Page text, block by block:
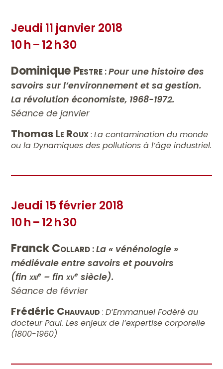
Jeudi 11 janvier 2018
10 h – 12 h 30
DominiquePestre :Pour une histoire des
savoirs sur l’environnement et sa gestion.
La révolution économiste, 1968-1972.
Séance de janvier
ThomasLe Roux:La contamination du monde
ou la Dynamiques des pollutions à l’âge industriel.
Jeudi 15 février 2018
10 h – 12 h 30
FranckCollard :La « vénénologie »
médiévale entre savoirs et pouvoirs
(finxiiie – finxve siècle).
Séance de février
Frédéric Chauvaud :D’Emmanuel Fodéré au
docteur Paul. Les enjeux de l’expertise corporelle
(1800-1960)